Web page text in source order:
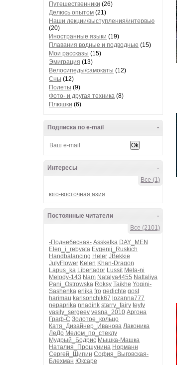
Путешественники (26)
Делюсь опытом (21)
Наши лекции/выступления/интервью
(20)
Иностранные языки (19)
Плавания водные и подводные (15)
Мои рассказы (15)
Эмиграция (13)
Велосипеды/самокаты (12)
Сны (12)
Полеты (9)
Фото- и другая техника (8)
Плюшки (6)
-
Подписка по e-mail
-
Интересы
Все (1)
юго-восточная азия
-
Постоянные читатели
Все (2101)
-Поднебесная- Assketka DAY_MEN
Elen_i_rebyata Evgenij_Ruskich
Handbalancing Heler JBekkie
JulyFlower Kelen Khan-Dragon
Lapus_ka Libertador Lussit Mela-ni
Melody-143 Nam Natalya4455 Nattaliya
Pani_Ostrowska Roksy Taikhe Yogini-
Sashenka erlika fro gedichte gost
harimau karlsonchik67 lozanna777
nepaprika nnadink starry_fairy teyty
vasily_sergeev vesna_2010 Аргона
Граф-С Золотое_кольцо
Катя_Дизайнер_Иванова Лаконика
ЛеДо Мелом_по_стеклу
Мудрый_Бодрис Мышка-Машка
Наталия_Прошунина Норманн
Сергей_Щипин София_Выговская-
Блехман Юксаре